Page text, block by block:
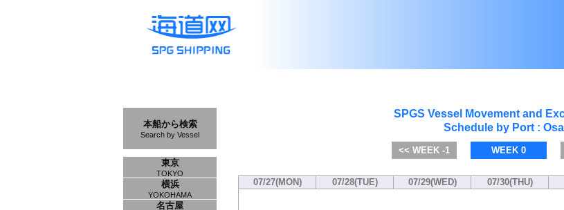
本船から検索
Search by Vessel
東京
TOKYO
横浜
YOKOHAMA
名古屋
SPGS Vessel Movement and
Schedule by Port :
<< WEEK -1 WEEK 0
07/27(MON)
07/28(TUE) 07/29(WED) 07/30(THU)